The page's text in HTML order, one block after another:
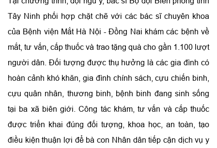
Tây Ninh phối hợp chặt chẽ với các bác sĩ chuyên khoa
của Bệnh viện Mắt Hà Nội - Đồng Nai khám các bệnh về
mắt, tư vấn, cấp thuốc và trao tặng quà cho gần 1.100 lượt
người dân. Đối tượng được thụ hưởng là các gia đình có
hoàn cảnh khó khăn, gia đình chính sách, cựu chiến binh,
cựu quân nhân, thương binh, bệnh binh đang sinh sống
tại ba xã biên giới. Công tác khám, tư vấn và cấp thuốc
được triển khai đúng đối tượng, khoa học, an toàn, tạo
điều kiện thuận lợi để bà con Nhân dân tiếp cận dịch vụ y